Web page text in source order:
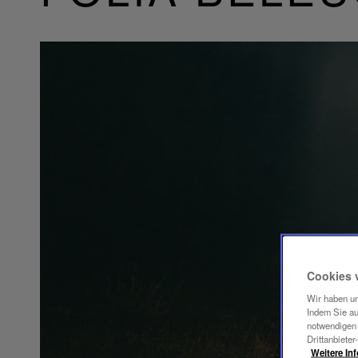
Cookies
Wir haben
Indem Sie
Weitere